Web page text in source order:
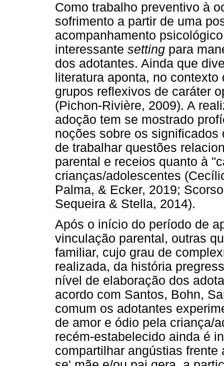
Como trabalho preventivo à
sofrimento a partir de uma
acompanhamento
interessante setting para
dos adotantes. Ainda que
literatura aponta, no
grupos reflexivos de caráter
(Pichon-Rivière, 2009). A
adoção tem se mostrado
noções sobre os
de trabalhar questões
parental e receios quanto à
crianças/adolescentes
Palma, & Ecker, 2019;
Sequeira & Stella, 2014).
Após o início do período de
vinculação parental, outras
familiar, cujo grau de
realizada, da história
nível de elaboração dos
acordo com Santos, Bohn,
comum os adotantes
de amor e ódio pela criança/
recém-estabelecido ainda é
compartilhar angústias